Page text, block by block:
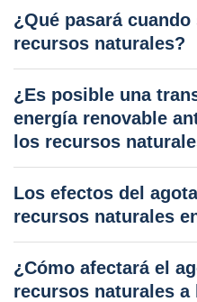
¿Qué pasará
recursos naturales?
¿Es posible una
energía renovable
los recursos
Los efectos del
recursos naturales
¿Cómo afectará el
recursos naturales